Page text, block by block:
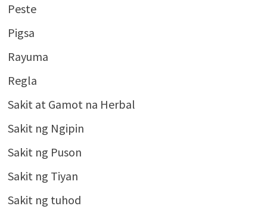
Peste
Pigsa
Rayuma
Regla
Sakit at Gamot na Herbal
Sakit ng Ngipin
Sakit ng Puson
Sakit ng Tiyan
Sakit ng tuhod